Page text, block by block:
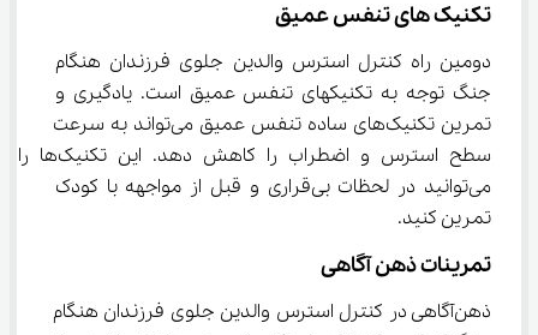
تکنیک‌ های تنفس عمیق
دومین راه کنترل استرس والدین جلوی فرزندان هنگام
جنگ توجه به تکنیک‎های تنفس عمیق است. یادگیری و
تمرین تکنیک‌های ساده تنفس عمیق می‌تواند به سرعت
سطح استرس و اضطراب را کاهش دهد. این تکنیک‌ها را
می‌توانید در لحظات بی‌قراری و قبل از مواجهه با کودک
تمرین کنید.
تمرینات ذهن ‌آگاهی
ذهن‌آگاهی در کنترل استرس والدین جلوی فرزندان هنگام